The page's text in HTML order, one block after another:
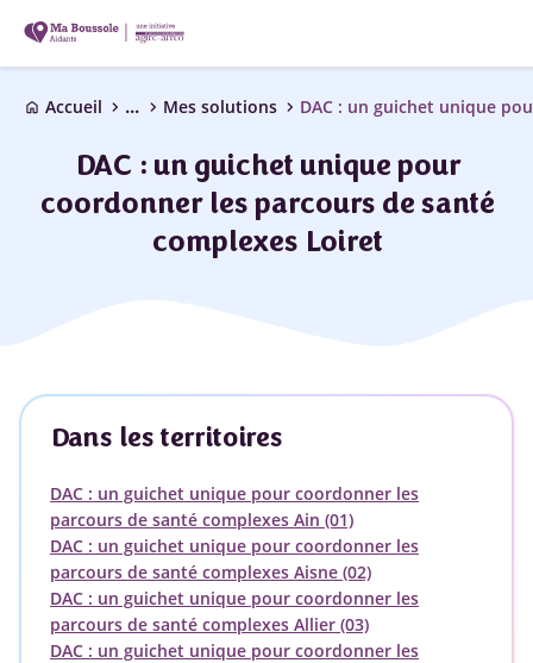
home Accueil chevron_right ... chevron_right Mes solutions chevron_right
DAC : un guichet unique pour
coordonner les parcours de santé
complexes Loiret
Dans les territoires
DAC : un guichet unique pour coordonner les
parcours de santé complexes Ain (01)
DAC : un guichet unique pour coordonner les
parcours de santé complexes Aisne (02)
DAC : un guichet unique pour coordonner les
parcours de santé complexes Allier (03)
DAC : un guichet unique pour coordonner les